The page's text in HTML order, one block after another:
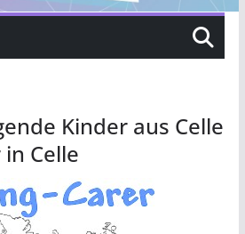
Kinder aus Celle
Celle